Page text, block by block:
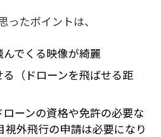
たポイントは、
んでくる映像が綺麗
る（ドローンを飛ばせる距
ーンの資格や免許の必要な
視外飛行の申請は必要になり